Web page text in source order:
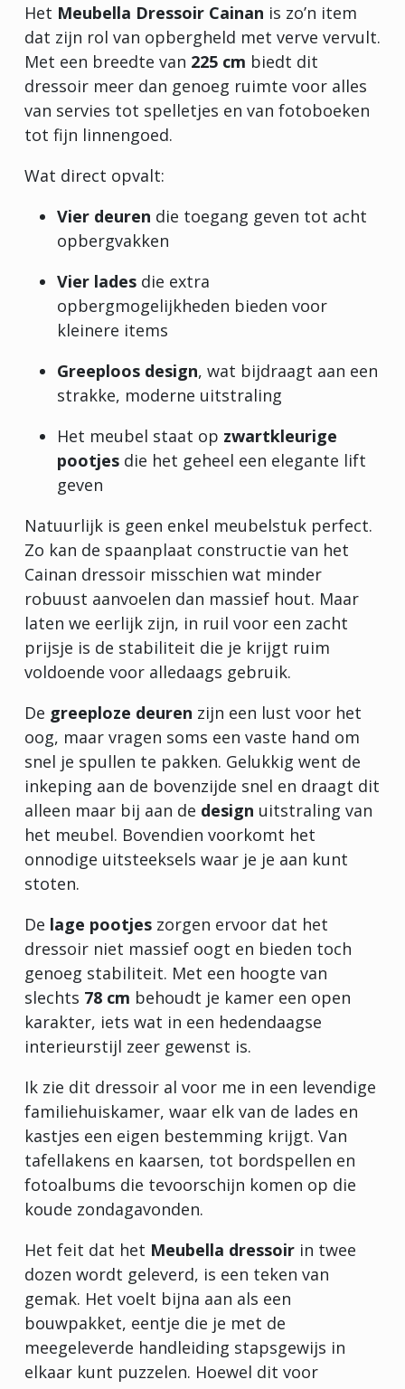
Het Meubella Dressoir Cainan is zo’n item
dat zijn rol van opbergheld met verve vervult.
Met een breedte van 225 cm biedt dit
dressoir meer dan genoeg ruimte voor alles
van servies tot spelletjes en van fotoboeken
tot fijn linnengoed.
Wat direct opvalt:
Vier deuren die toegang geven tot acht
opbergvakken
Vier lades die extra
opbergmogelijkheden bieden voor
kleinere items
Greeploos design, wat bijdraagt aan een
strakke, moderne uitstraling
Het meubel staat op zwartkleurige
pootjes die het geheel een elegante lift
geven
Natuurlijk is geen enkel meubelstuk perfect.
Zo kan de spaanplaat constructie van het
Cainan dressoir misschien wat minder
robuust aanvoelen dan massief hout. Maar
laten we eerlijk zijn, in ruil voor een zacht
prijsje is de stabiliteit die je krijgt ruim
voldoende voor alledaags gebruik.
De greeploze deuren zijn een lust voor het
oog, maar vragen soms een vaste hand om
snel je spullen te pakken. Gelukkig went de
inkeping aan de bovenzijde snel en draagt dit
alleen maar bij aan de design uitstraling van
het meubel. Bovendien voorkomt het
onnodige uitsteeksels waar je je aan kunt
stoten.
De lage pootjes zorgen ervoor dat het
dressoir niet massief oogt en bieden toch
genoeg stabiliteit. Met een hoogte van
slechts 78 cm behoudt je kamer een open
karakter, iets wat in een hedendaagse
interieurstijl zeer gewenst is.
Ik zie dit dressoir al voor me in een levendige
familiehuiskamer, waar elk van de lades en
kastjes een eigen bestemming krijgt. Van
tafellakens en kaarsen, tot bordspellen en
fotoalbums die tevoorschijn komen op die
koude zondagavonden.
Het feit dat het Meubella dressoir in twee
dozen wordt geleverd, is een teken van
gemak. Het voelt bijna aan als een
bouwpakket, eentje die je met de
meegeleverde handleiding stapsgewijs in
elkaar kunt puzzelen. Hoewel dit voor